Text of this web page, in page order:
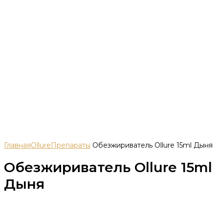
ГлавнаяOllureПрепараты Обезжириватель Ollure 15ml Дыня
Обезжириватель Ollure 15ml
Дыня